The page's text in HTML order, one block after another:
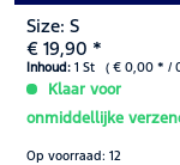
Size: S
€ 19,90 *
Inhoud: 1 St ( € 0,00 * /
Klaar voor
onmiddellijke
Op voorraad: 12